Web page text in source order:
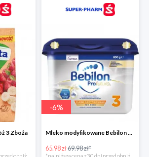
3 Zboża
-6%
Mleko modyfikowane Bebilon Profutura 2, 3, 4 w promocyjnej cenie
65.98 zł69.98 zł*